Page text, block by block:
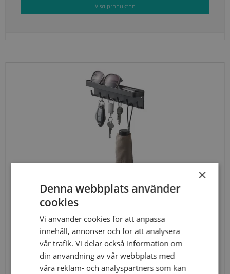
Visa produkten
×
Denna webbplats använder
cookies
Vi använder cookies för att anpassa
innehåll, annonser och för att analysera
vår trafik. Vi delar också information om
din användning av vår webbplats med
våra reklam- och analyspartners som kan